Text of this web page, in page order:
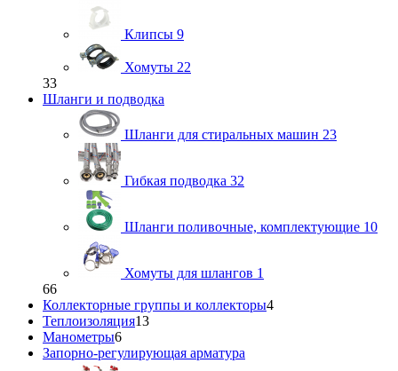
Клипсы 9
Хомуты 22
33
Шланги и подводка
Шланги для стиральных машин 23
Гибкая подводка 32
Шланги поливочные, комплектующие 10
Хомуты для шлангов 1
66
Коллекторные группы и коллекторы4
Теплоизоляция13
Манометры6
Запорно-регулирующая арматура